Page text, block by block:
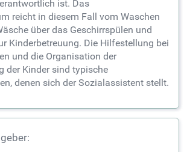
ist. Das
reicht in diesem Fall vom Waschen
über das Geschirrspülen und
Kinderbetreuung. Die Hilfestellung bei
und die Organisation der
der Kinder sind typische
denen sich der Sozialassistent stellt.